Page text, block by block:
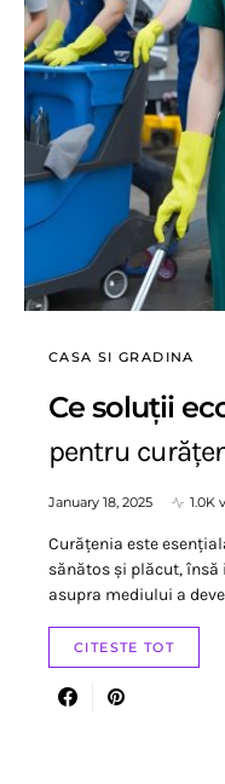
CASA SI GRADINA
Ce soluții
pentru
January 18, 2025 1.0K
Curățenia este
sănătos și plăcut,
asupra mediului a
CITESTE TOT